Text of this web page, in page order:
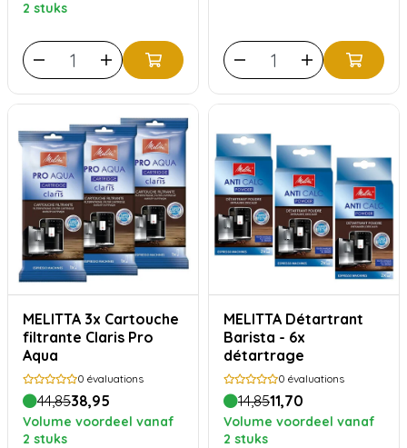
2 stuks
MELITTA 3x Cartouche
filtrante Claris Pro
Aqua
0 évaluations
44,8538,95
Volume voordeel vanaf
2 stuks
MELITTA Détartrant
Barista - 6x
détartrage
0 évaluations
14,8511,70
Volume voordeel vanaf
2 stuks